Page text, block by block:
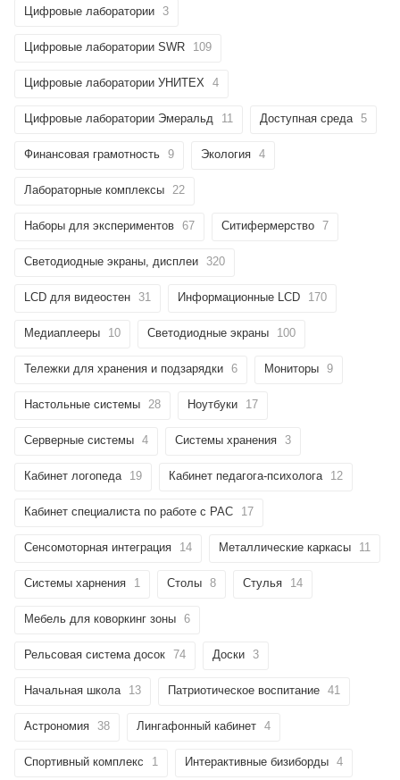
Цифровые лаборатории 3
Цифровые лаборатории SWR 109
Цифровые лаборатории УНИТЕХ 4
Цифровые лаборатории Эмеральд 11 Доступная среда 5
Финансовая грамотность 9 Экология 4
Лабораторные комплексы 22
Наборы для экспериментов 67 Ситифермерство 7
Светодиодные экраны, дисплеи 320
LCD для видеостен 31 Информационные LCD 170
Медиаплееры 10 Светодиодные экраны 100
Тележки для хранения и подзарядки 6 Мониторы 9
Настольные системы 28 Ноутбуки 17
Серверные системы 4 Системы хранения 3
Кабинет логопеда 19 Кабинет педагога-психолога 12
Кабинет специалиста по работе с РАС 17
Сенсомоторная интеграция 14 Металлические каркасы 11
Системы харнения 1 Столы 8 Стулья 14
Мебель для коворкинг зоны 6
Рельсовая система досок 74 Доски 3
Начальная школа 13 Патриотическое воспитание 41
Астрономия 38 Лингафонный кабинет 4
Спортивный комплекс 1 Интерактивные бизиборды 4